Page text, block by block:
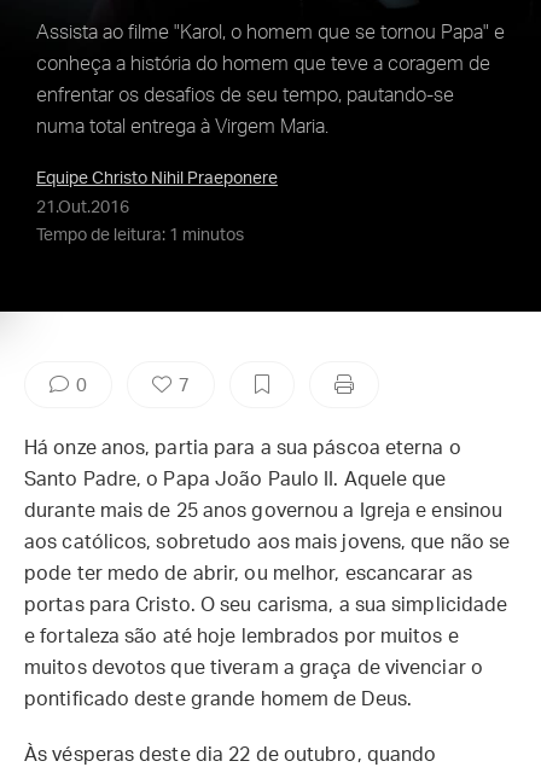
Assista ao filme "Karol, o homem que se tornou Papa" e
conheça a história do homem que teve a coragem de
enfrentar os desafios de seu tempo, pautando-se
numa total entrega à Virgem Maria.
Equipe Christo Nihil Praeponere
21.Out.2016
Tempo de leitura: 1 minutos
0 7
Há onze anos, partia para a sua páscoa eterna o
Santo Padre, o Papa João Paulo II. Aquele que
durante mais de 25 anos governou a Igreja e ensinou
aos católicos, sobretudo aos mais jovens, que não se
pode ter medo de abrir, ou melhor, escancarar as
portas para Cristo. O seu carisma, a sua simplicidade
e fortaleza são até hoje lembrados por muitos e
muitos devotos que tiveram a graça de vivenciar o
pontificado deste grande homem de Deus.
Às vésperas deste dia 22 de outubro, quando